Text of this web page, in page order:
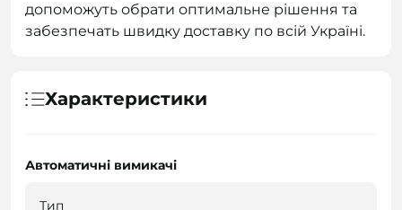
допоможуть обрати оптимальне рішення та
забезпечать швидку доставку по всій Україні.
Характеристики
Автоматичні вимикачі
Тип